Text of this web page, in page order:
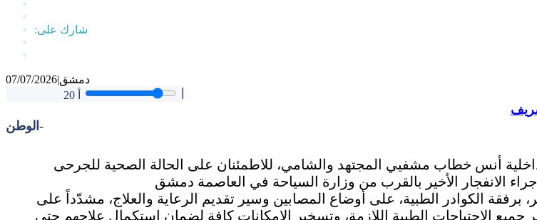
07/07/2026|دمشق
20
الوطن-
أنس خطاب مشفيي المجتهد والشامي، للاطمئنان على الحالة الصحية للجرحى
برفقة الكوادر الطبية، على أوضاع المصابين وسير تقديم الرعاية والعلاج، مشدّداً على
جميع الاحتياجات الطبية اللازمة، وتسخير الإمكانات كافة لضمان استكمال علاجهم حتى